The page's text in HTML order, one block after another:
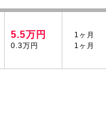
5.5万円
0.3万円
1ヶ月
1ヶ月